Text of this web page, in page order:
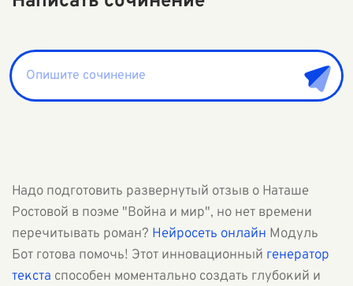
Надо подготовить развернутый отзыв о Наташе
Ростовой в поэме "Война и мир", но нет времени
перечитывать роман? Нейросеть онлайн Модуль
Бот готова помочь! Этот инновационный генератор
текста способен моментально создать глубокий и